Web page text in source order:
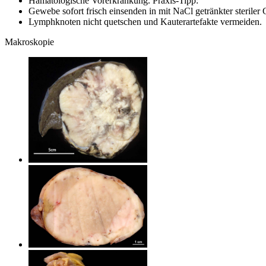
Gewebe sofort frisch einsenden in mit NaCl getränkter steriler
Lymphknoten nicht quetschen und Kauterartefakte vermeiden.
Makroskopie